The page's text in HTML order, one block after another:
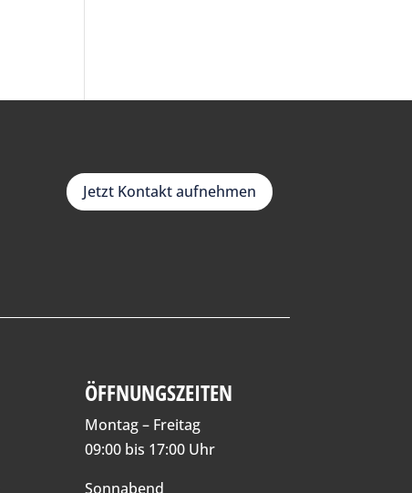
Jetzt Kontakt aufnehmen
ÖFFNUNGSZEITEN
Montag – Freitag
09:00 bis 17:00 Uhr
Sonnabend